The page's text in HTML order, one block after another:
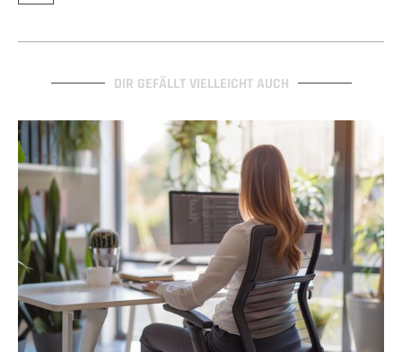
DIR GEFÄLLT VIELLEICHT AUCH